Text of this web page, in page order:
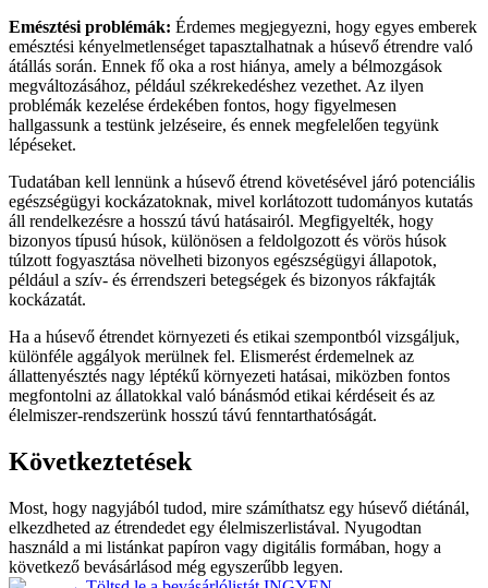
Emésztési problémák: Érdemes megjegyezni, hogy egyes emberek
emésztési kényelmetlenséget tapasztalhatnak a húsevő étrendre való
átállás során. Ennek fő oka a rost hiánya, amely a bélmozgások
megváltozásához, például székrekedéshez vezethet. Az ilyen
problémák kezelése érdekében fontos, hogy figyelmesen
hallgassunk a testünk jelzéseire, és ennek megfelelően tegyünk
lépéseket.
Tudatában kell lennünk a húsevő étrend követésével járó potenciális
egészségügyi kockázatoknak, mivel korlátozott tudományos kutatás
áll rendelkezésre a hosszú távú hatásairól. Megfigyelték, hogy
bizonyos típusú húsok, különösen a feldolgozott és vörös húsok
túlzott fogyasztása növelheti bizonyos egészségügyi állapotok,
például a szív- és érrendszeri betegségek és bizonyos rákfajták
kockázatát.
Ha a húsevő étrendet környezeti és etikai szempontból vizsgáljuk,
különféle aggályok merülnek fel. Elismerést érdemelnek az
állattenyésztés nagy léptékű környezeti hatásai, miközben fontos
megfontolni az állatokkal való bánásmód etikai kérdéseit és az
élelmiszer-rendszerünk hosszú távú fenntarthatóságát.
Következtetések
Most, hogy nagyjából tudod, mire számíthatsz egy húsevő diétánál,
elkezdheted az étrendedet egy élelmiszerlistával. Nyugodtan
használd a mi listánkat papíron vagy digitális formában, hogy a
következő bevásárlásod még egyszerűbb legyen.